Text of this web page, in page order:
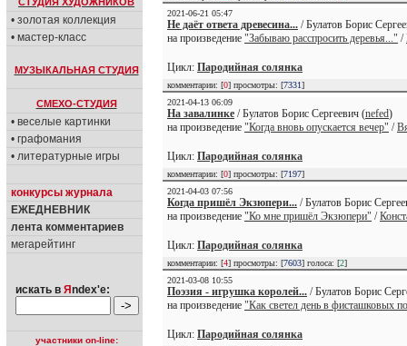
• золотая коллекция
• мастер-класс
МУЗЫКАЛЬНАЯ СТУДИЯ
СМЕХО-СТУДИЯ
• веселые картинки
• графомания
• литературные игры
конкурсы журнала
ЕЖЕДНЕВНИК
лента комментариев
мегарейтинг
искать в Я ndex'е:
участники on-line:
2021-06-21 05:47
Не даёт ответа древесина... / Булатов Борис
на произведение "Забываю расспросить деревья..." /
Цикл: Пародийная солянка
комментарии: [0] просмотры: [7331]
2021-04-13 06:09
На завалинке / Булатов Борис Сергеевич (nefed)
на произведение "Когда вновь опускается вечер" /
Цикл: Пародийная солянка
комментарии: [0] просмотры: [7197]
2021-04-03 07:56
Когда пришёл Экзюпери... / Булатов Борис
на произведение "Ко мне пришёл Экзюпери" /
Цикл: Пародийная солянка
комментарии: [4] просмотры: [7603] голоса: [2]
2021-03-08 10:55
Поэзия - игрушка королей... / Булатов Борис
на произведение "Как светел день в фисташковых
Цикл: Пародийная солянка